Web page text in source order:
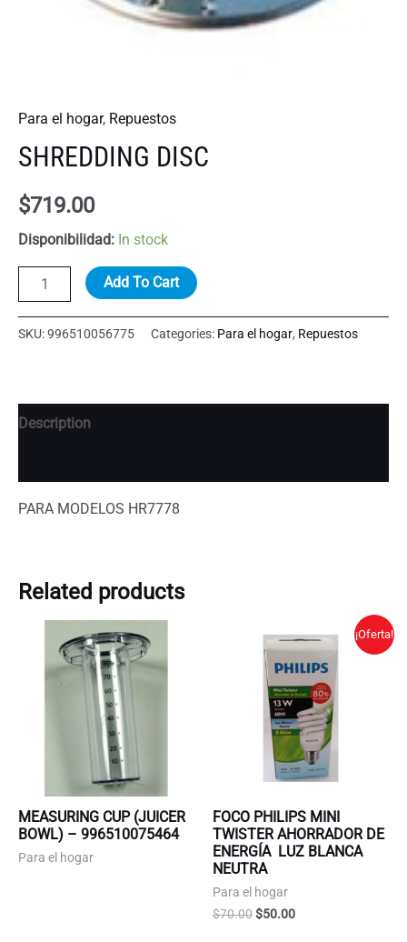
Para el hogar, Repuestos
SHREDDING DISC
$719.00
Disponibilidad: In stock
SHREDDING
DISC
quantity
Add To Cart
SKU:996510056775 Categories: Para el hogar, Repuestos
Description
PARA MODELOS HR7778
Related products
MEASURING CUP (JUICER
BOWL) – 996510075464
Para el hogar
¡Oferta!
FOCO PHILIPS MINI
TWISTER AHORRADOR DE
ENERGÍA LUZ BLANCA
NEUTRA
Para el hogar
$70.00Original
$50.00Current